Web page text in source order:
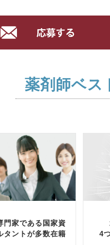
薬剤師ベス
門家である国家資
タントが多数在籍
4